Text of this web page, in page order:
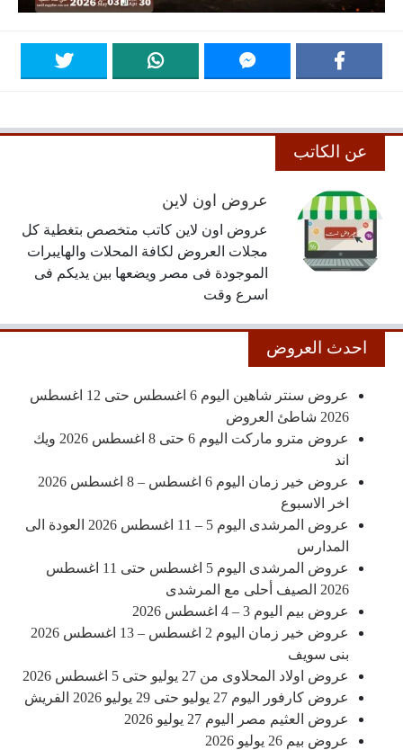
عن الكاتب
عروض اون لاين
عروض اون لاين كاتب متخصص بتغطية كل
مجلات العروض لكافة المحلات والهايبرات
الموجودة فى مصر ويضعها بين يديكم فى
اسرع وقت
احدث العروض
عروض سنتر شاهين اليوم 6 اغسطس حتى 12 اغسطس
2026 شاطئ العروض
عروض مترو ماركت اليوم 6 حتى 8 اغسطس 2026 ويك
اند
عروض خير زمان اليوم 6 اغسطس – 8 اغسطس 2026
اخر الاسبوع
عروض المرشدى اليوم 5 – 11 اغسطس 2026 العودة الى
المدارس
عروض المرشدى اليوم 5 اغسطس حتى 11 اغسطس
2026 الصيف أحلى مع المرشدى
عروض بيم اليوم 3 – 4 اغسطس 2026
عروض خير زمان اليوم 2 اغسطس – 13 اغسطس 2026
بنى سويف
عروض اولاد المحلاوى من 27 يوليو حتى 5 اغسطس 2026
عروض كارفور اليوم 27 يوليو حتى 29 يوليو 2026 الفريش
عروض العثيم مصر اليوم 27 يوليو 2026
عروض بيم 26 يوليو 2026